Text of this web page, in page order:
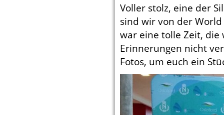
Voller stolz, eine der
sind wir von der World
war eine tolle Zeit,
Erinnerungen nicht
Fotos, um euch ein